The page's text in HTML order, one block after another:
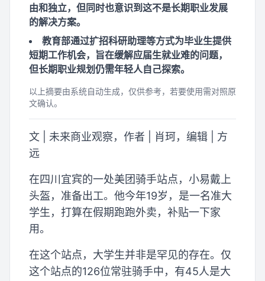
由和独立，但同时也意识到这不是长期职业发展
的解决方案。
教育部通过扩招科研助理等方式为毕业生提供
短期工作机会，旨在缓解应届生就业难的问题，
但长期职业规划仍需年轻人自己探索。
以上摘要由系统自动生成，仅供参考，若要使用需对照原
文确认。
文 | 未来商业观察，作者 | 肖珂，编辑 | 方
远
在四川宜宾的一处美团骑手站点，小易戴上
头盔，准备出工。他今年19岁，是一名准大
学生，打算在假期跑跑外卖，补贴一下家
用。
在这个站点，大学生并非是罕见的存在。仅
这个站点的126位常驻骑手中，有45人是大